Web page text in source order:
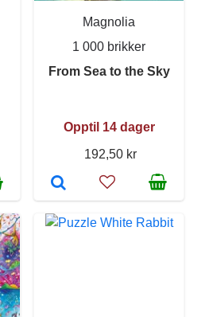
Magnolia
1 000 brikker
From Sea to the Sky
Opptil 14 dager
192,50 kr